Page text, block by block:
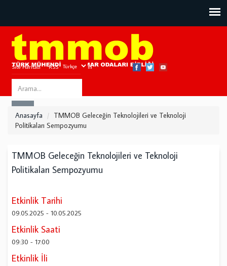
Site Haritası RSS Bize Ulaşın
Search
this
site
Anasayfa
TMMOB Geleceğin Teknolojileri ve Teknoloji
Politikaları Sempozyumu
TMMOB Geleceğin Teknolojileri ve Teknoloji
Politikaları Sempozyumu
Etkinlik Tarihi
09.05.2025 -10.05.2025
Etkinlik Saati
09:30 -17:00
Etkinlik İli